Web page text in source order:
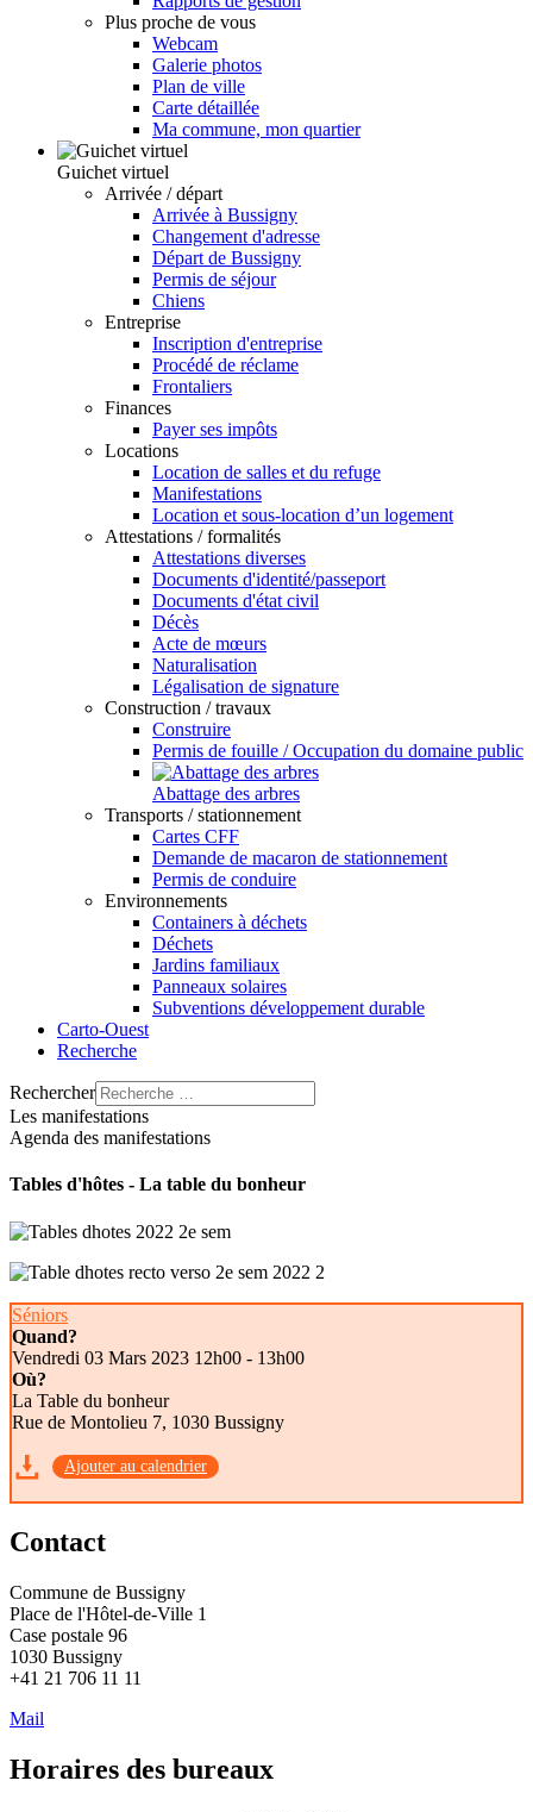
Plus proche de vous
Webcam
Galerie photos
Plan de ville
Carte détaillée
Ma commune, mon quartier
Guichet virtuel
Arrivée / départ
Arrivée à Bussigny
Changement d'adresse
Départ de Bussigny
Permis de séjour
Chiens
Entreprise
Inscription d'entreprise
Procédé de réclame
Frontaliers
Finances
Payer ses impôts
Locations
Location de salles et du refuge
Manifestations
Location et sous-location d’un logement
Attestations / formalités
Attestations diverses
Documents d'identité/passeport
Documents d'état civil
Décès
Acte de mœurs
Naturalisation
Légalisation de signature
Construction / travaux
Construire
Permis de fouille / Occupation du domaine public
Abattage des arbres
Transports / stationnement
Cartes CFF
Demande de macaron de stationnement
Permis de conduire
Environnements
Containers à déchets
Déchets
Jardins familiaux
Panneaux solaires
Subventions développement durable
Carto-Ouest
Recherche
Rechercher
Les manifestations
Agenda des manifestations
Tables d'hôtes - La table du bonheur
Séniors
Quand?
Vendredi 03 Mars 2023 12h00 - 13h00
Où?
La Table du bonheur
Rue de Montolieu 7, 1030 Bussigny
Ajouter au calendrier
Contact
Commune de Bussigny
Place de l'Hôtel-de-Ville 1
Case postale 96
1030 Bussigny
+41 21 706 11 11
Mail
Horaires des bureaux